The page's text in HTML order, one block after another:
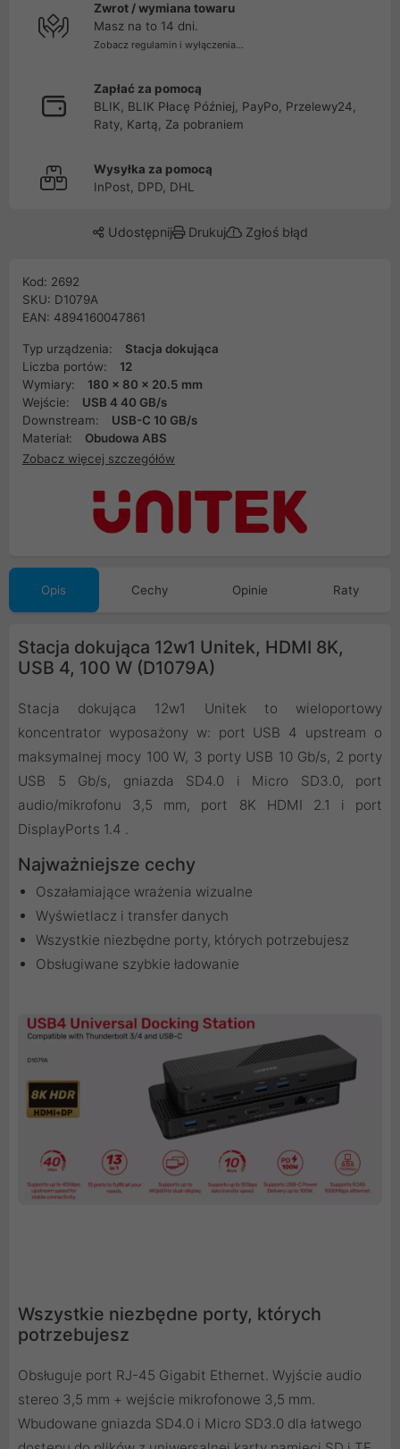
Zwrot / wymiana towaru
Masz na to 14 dni.
Zobacz regulamin i wyłączenia...
Zapłać za pomocą
BLIK, BLIK Płacę Później, PayPo, Przelewy24,
Raty, Kartą, Za pobraniem
Wysyłka za pomocą
InPost, DPD, DHL
Udostępnij Drukuj Zgłoś błąd
Kod: 2692
SKU: D1079A
EAN: 4894160047861
Typ urządzenia:
Stacja dokująca
Liczba portów:
12
Wymiary:
180 x 80 x 20.5 mm
Wejście:
USB 4 40 GB/s
Downstream:
USB-C 10 GB/s
Materiał:
Obudowa ABS
Zobacz więcej szczegółów
Opis Cechy Opinie Raty
Stacja dokująca 12w1 Unitek, HDMI 8K,
USB 4, 100 W (D1079A)
Stacja dokująca 12w1 Unitek to wieloportowy
koncentrator wyposażony w: port USB 4 upstream o
maksymalnej mocy 100 W, 3 porty USB 10 Gb/s, 2 porty
USB 5 Gb/s, gniazda SD4.0 i Micro SD3.0, port
audio/mikrofonu 3,5 mm, port 8K HDMI 2.1 i port
DisplayPorts 1.4 .
Najważniejsze cechy
Oszałamiające wrażenia wizualne
Wyświetlacz i transfer danych
Wszystkie niezbędne porty, których potrzebujesz
Obsługiwane szybkie ładowanie
Wszystkie niezbędne porty, których
potrzebujesz
Obsługuje port RJ-45 Gigabit Ethernet. Wyjście audio
stereo 3,5 mm + wejście mikrofonowe 3,5 mm.
Wbudowane gniazda SD4.0 i Micro SD3.0 dla łatwego